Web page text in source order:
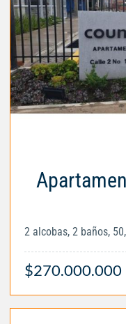
2 alcobas, 2 baños,
$270.000.000